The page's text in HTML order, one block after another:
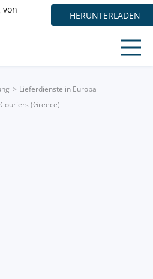
von
HERUNTERLADEN
Lieferdienste in Europa
(Greece)